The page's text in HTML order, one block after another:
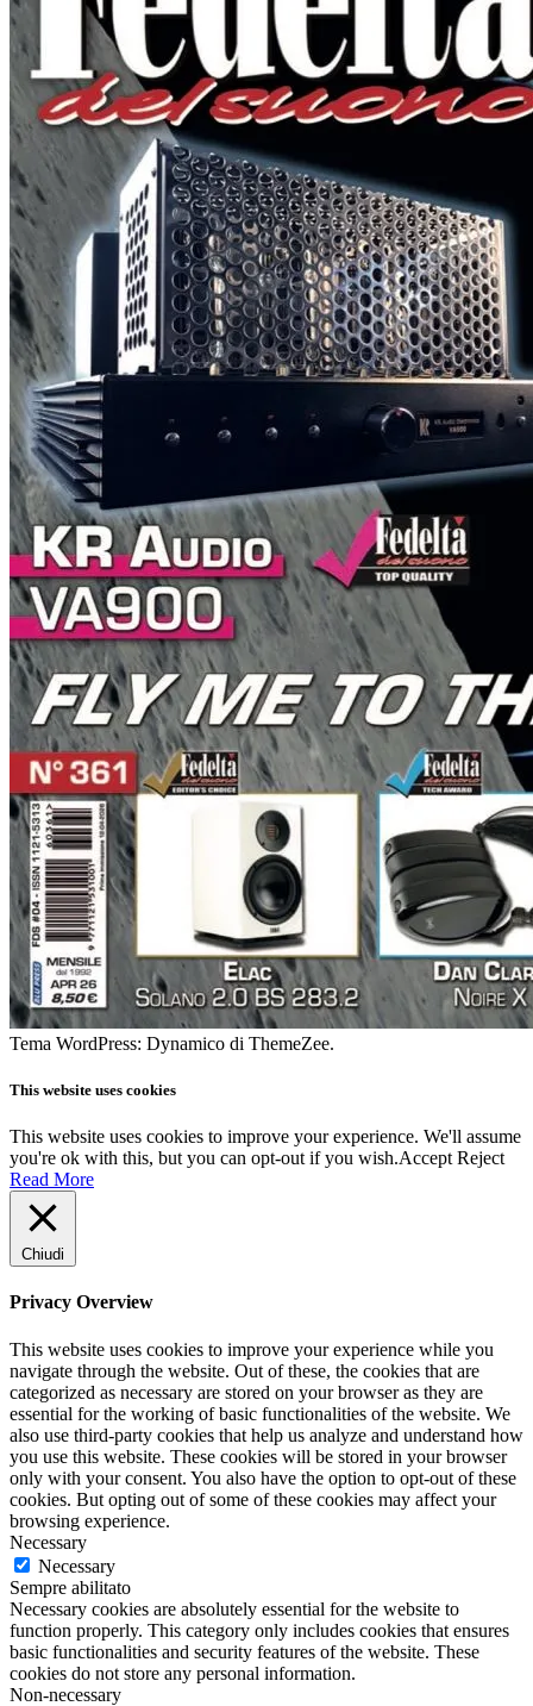
Tema WordPress: Dynamico di ThemeZee.
This website uses cookies
This website uses cookies to improve your experience. We'll assume
you're ok with this, but you can opt-out if you wish.Accept Reject
Read More
Chiudi
Privacy Overview
This website uses cookies to improve your experience while you
navigate through the website. Out of these, the cookies that are
categorized as necessary are stored on your browser as they are
essential for the working of basic functionalities of the website. We
also use third-party cookies that help us analyze and understand how
you use this website. These cookies will be stored in your browser
only with your consent. You also have the option to opt-out of these
cookies. But opting out of some of these cookies may affect your
browsing experience.
Necessary
Necessary
Sempre abilitato
Necessary cookies are absolutely essential for the website to
function properly. This category only includes cookies that ensures
basic functionalities and security features of the website. These
cookies do not store any personal information.
Non-necessary